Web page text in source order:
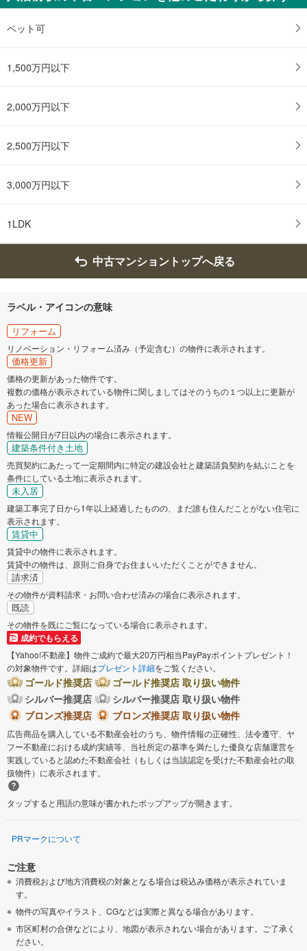
ペ
ー
保
る
ペット可
1,500万円以下
2,000万円以下
2,500万円以下
3,000万円以下
1LDK
中古マンショントップへ戻る
ラベル・アイコンの意味
リフォーム
リノベーション・リフォーム済み（予定含む）の物件に表示されます。
価格更新
価格の更新があった物件です。
複数の価格が表示されている物件に関しましてはそのうちの１つ以上に更新が
あった場合に表示されます。
NEW
情報公開日が7日以内の場合に表示されます。
建築条件付き土地
売買契約にあたって一定期間内に特定の建設会社と建築請負契約を結ぶことを
条件にしている土地に表示されます。
未入居
建築工事完了日から1年以上経過したものの、まだ誰も住んだことがない住宅に
表示されます。
賃貸中
賃貸中の物件に表示されます。
賃貸中の物件は、原則ご自身でお住まいいただくことができません。
請求済
その物件が資料請求・お問い合わせ済みの場合に表示されます。
既読
その物件を既にご覧になっている場合に表示されます。
成約でもらえる
【Yahoo!不動産】物件ご成約で最大20万円相当PayPayポイントプレゼント！
の対象物件です。詳細はプレゼント詳細をご覧ください。
ゴールド推奨店
ゴールド推奨店 取り扱い物件
シルバー推奨店
シルバー推奨店 取り扱い物件
ブロンズ推奨店
ブロンズ推奨店 取り扱い物件
広告商品を購入している不動産会社のうち、物件情報の正確性、法令遵守、ヤ
フー不動産における成約実績等、当社所定の基準を満たした優良な店舗運営を
実践していると認めた不動産会社（もしくは当該認定を受けた不動産会社の取
扱物件）に表示されます。
タップすると用語の意味が書かれたポップアップが開きます。
PRマークについて
ご注意
消費税および地方消費税の対象となる場合は税込み価格が表示されていま
す。
物件の写真やイラスト、CGなどは実際と異なる場合があります。
市区町村の合併などにより、地図が表示されない場合があります。ご了承く
ださい。